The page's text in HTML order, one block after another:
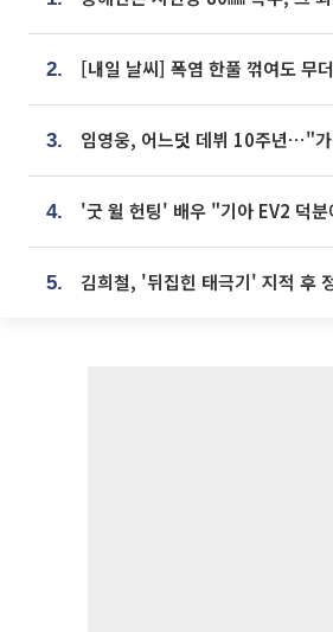
2.
3.
4.
5.